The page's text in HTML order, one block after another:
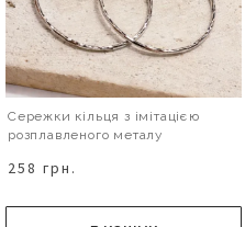
Сережки кільця з імітацією
розплавленого металу
258 грн.